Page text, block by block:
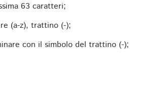
63 caratteri;
(a-z), trattino (-);
con il simbolo del trattino (-);